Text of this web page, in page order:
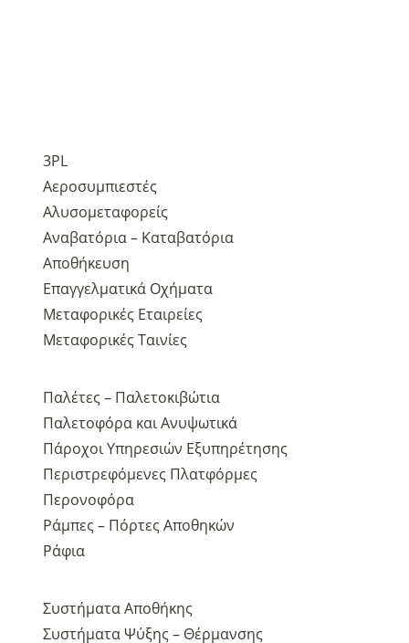
3PL
Αεροσυμπιεστές
Αλυσομεταφορείς
Αναβατόρια – Καταβατόρια
Αποθήκευση
Επαγγελματικά Οχήματα
Μεταφορικές Εταιρείες
Μεταφορικές Ταινίες
Παλέτες – Παλετοκιβώτια
Παλετοφόρα και Ανυψωτικά
Πάροχοι Υπηρεσιών Εξυπηρέτησης
Περιστρεφόμενες Πλατφόρμες
Περονοφόρα
Ράμπες – Πόρτες Αποθηκών
Ράφια
Συστήματα Αποθήκης
Συστήματα Ψύξης – Θέρμανσης